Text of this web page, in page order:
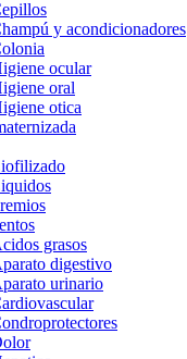
y acondicionadores
ocular
oral
otica
grasos
digestivo
urinario